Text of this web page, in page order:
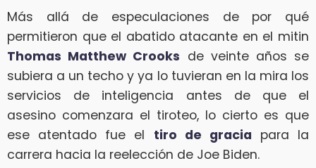
Más allá de especulaciones de por qué
permitieron que el abatido atacante en el mitin
Thomas Matthew Crooks de veinte años se
subiera a un techo y ya lo tuvieran en la mira los
servicios de inteligencia antes de que el
asesino comenzara el tiroteo, lo cierto es que
ese atentado fue el tiro de gracia para la
carrera hacia la reelección de Joe Biden.